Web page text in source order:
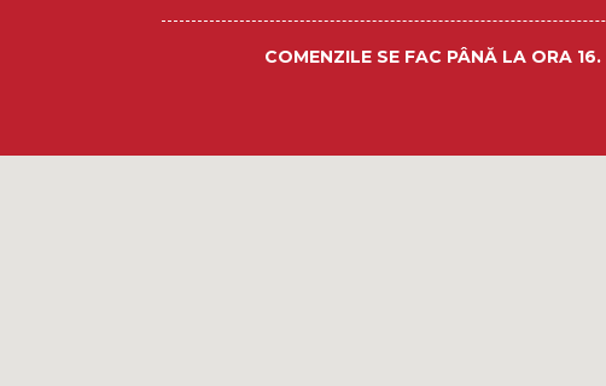
COMENZILE SE FAC PÂNĂ LA ORA 16.